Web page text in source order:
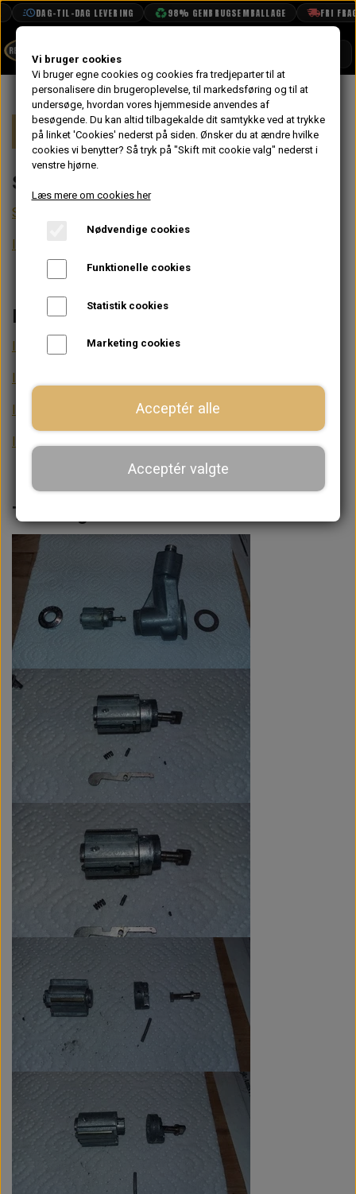
DAG-TIL-DAG LEVERING 98% GENBRUGSEMBALLAGE FRI FRAGT
BOOK TID
PROJEKTER
TEKNISK DATA
VANDPOLERING
Forside Teknisk data Innocenti
Stregtegninger
Stregtegninger Innocenti
Innocenti 1000, T 1000, 1001 & Matic
Ledningsnet Diagram Innocenti
Innocenti 1001
Innocenti 1300
Innocenti 1300 Diagram tabel
Innocenti Mini Matic 1000
Tændingslås Innocenti
Vi bruger cookies
Vi bruger egne cookies og cookies fra tredjeparter til at
personalisere din brugeroplevelse, til markedsføring og til at
undersøge, hvordan vores hjemmeside anvendes af
besøgende. Du kan altid tilbagekalde dit samtykke ved at trykke
på linket 'Cookies' nederst på siden. Ønsker du at ændre hvilke
cookies vi benytter? Så tryk på "Skift mit cookie valg" nederst i
venstre hjørne.
Læs mere om cookies her
Nødvendige cookies
Funktionelle cookies
Statistik cookies
Marketing cookies
Acceptér alle
Acceptér valgte